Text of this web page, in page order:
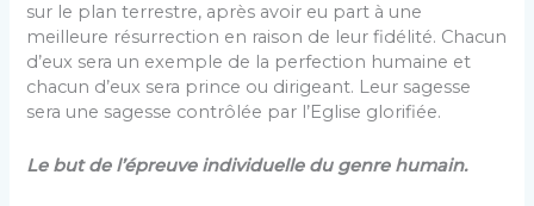
sur le plan terrestre, après avoir eu part à une
meilleure résurrection en raison de leur fidélité. Chacun
d’eux sera un exemple de la perfection humaine et
chacun d’eux sera prince ou dirigeant. Leur sagesse
sera une sagesse contrôlée par l’Eglise glorifiée.
Le but de l’épreuve individuelle du genre humain.